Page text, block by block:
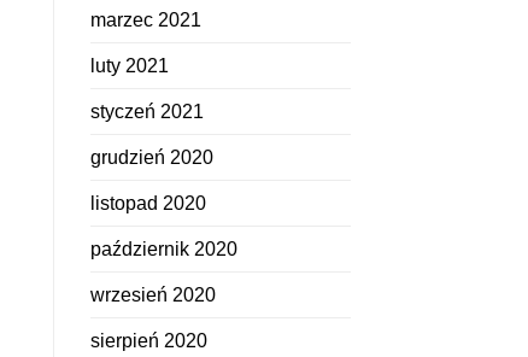
marzec 2021
luty 2021
styczeń 2021
grudzień 2020
listopad 2020
październik 2020
wrzesień 2020
sierpień 2020